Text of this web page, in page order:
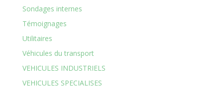
Sondages internes
Témoignages
Utilitaires
Véhicules du transport
VEHICULES INDUSTRIELS
VEHICULES SPECIALISES